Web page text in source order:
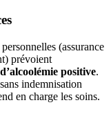
(assurance
prévoient
positive.
indemnisation
en charge les soins.